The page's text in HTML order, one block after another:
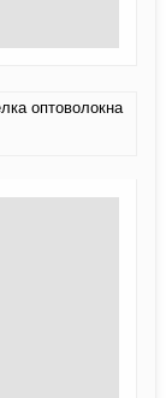
оптоволокна